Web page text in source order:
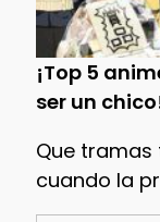
¡Top 5
ser un
Que
cuando la